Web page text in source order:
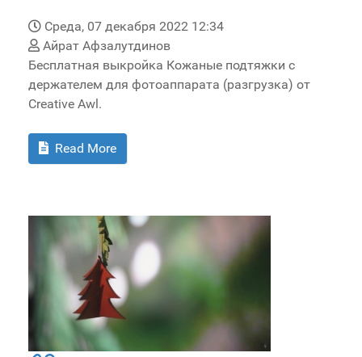
Среда, 07 декабря 2022 12:34
Айрат Афзалутдинов
Бесплатная выкройка Кожаные подтяжки с
держателем для фотоаппарата (разгрузка) от
Creative Awl.
Read More